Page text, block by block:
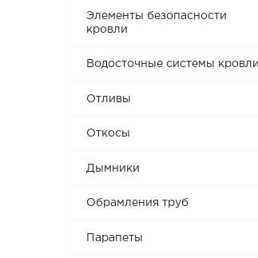
Элементы безопасности
кровли
Водосточные системы кровли
Отливы
Откосы
Дымники
Обрамления труб
Парапеты